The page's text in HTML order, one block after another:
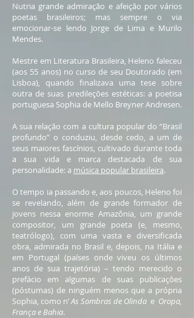
Nutria grande admiração e afeição por vários
poetas brasileiros; mas sempre o via
emocionar-se lendo Jorge de Lima e Murilo
Mendes.
Mestre em Literatura Brasileira, Heleno faleceu
(aos 55 anos) no curso de seu Doutorado (em
Lisboa), quando finalizava uma tese sobre
outra de suas predileções estéticas: a poetisa
portuguesa Sophia de Mello Breyner Andresen.
A sua relação com a cultura popular do “Brasil
profundo” o conduziu, desde cedo, a um de
seus maiores fascínios, cultivado durante toda
a sua vida e marca destacada de sua
personalidade: a música popular brasileira.
O tempo ia passando e, aos poucos, Heleno foi
se revelando, além de grande formador de
jovens nessa enorme Amazônia, um grande
compositor, um grande poeta (e, mesmo,
teatrólogo), com uma vasta e diversificada
obra, admirada no Brasil e, depois, na Itália e
em Portugal (países onde viveu os últimos
anos de sua trajetória) – tendo merecido o
prefácio em algumas de suas publicações
(póstumas) de ninguém menos que a própria
Sophia, como n’As Sombras de Olinda e Oropa,
França e Bahia.